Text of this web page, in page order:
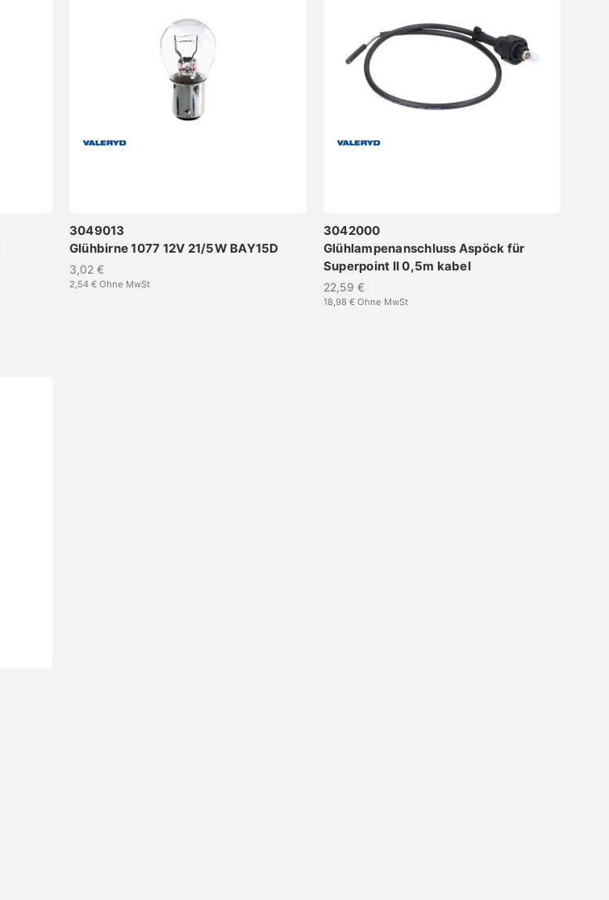
3049013
Glühbirne 1077 12V 21/5W BAY15D
3,02 €
2,54 €Ohne MwSt
3042000
Glühlampenanschluss Aspöck für
Superpoint II 0,5m kabel
22,59 €
18,98 €Ohne MwSt